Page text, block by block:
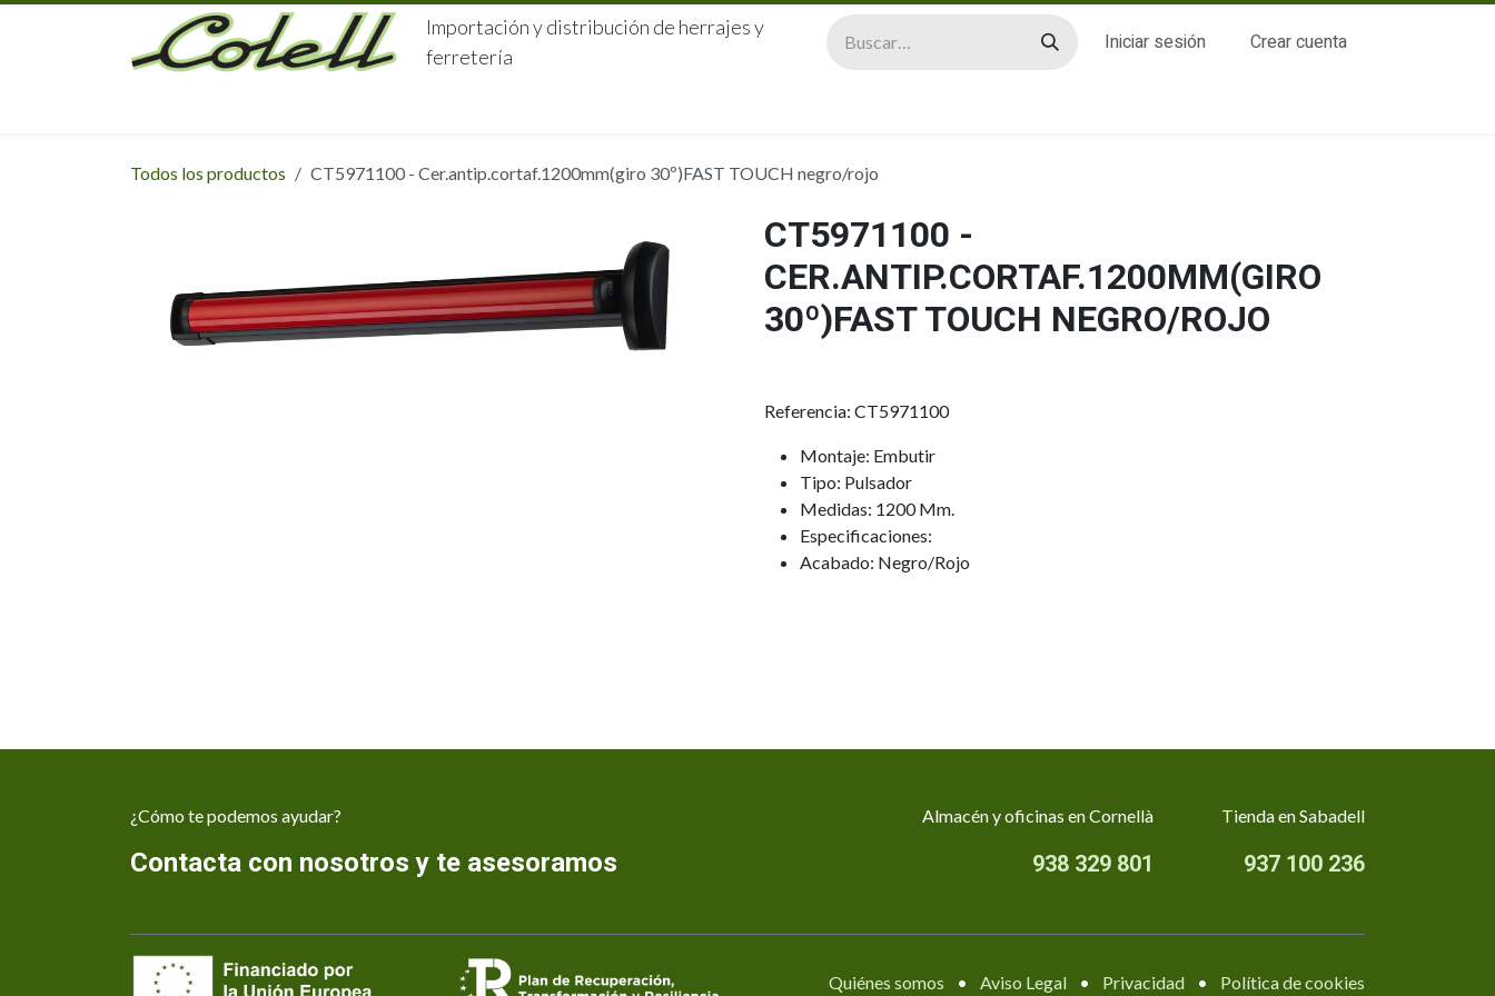
Ir al contenido
Importación y distribución de herrajes y
ferretería
Iniciar sesión Crear cuenta
Todos los productos CT5971100 - Cer.antip.cortaf.1200mm(giro 30º)FAST TOUCH negro/rojo
CT5971100 -
CER.ANTIP.CORTAF.1200MM(GIRO
30º)FAST TOUCH NEGRO/ROJO
Referencia: CT5971100
Montaje: Embutir
Tipo: Pulsador
Medidas: 1200 Mm.
Especificaciones:
Acabado: Negro/Rojo
¿Cómo te podemos ayudar?
Contacta con nosotros y te asesoramos
Almacén y oficinas en Cornellà
938 329 801
Tienda en Sabadell
937 100 236
Quiénes somos • Aviso Legal • Privacidad • Política de cookies